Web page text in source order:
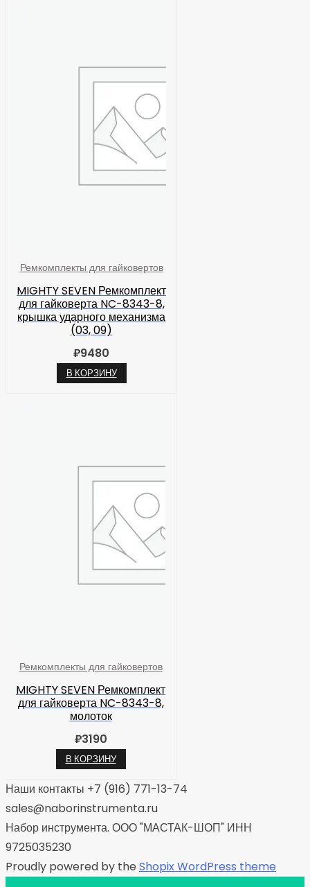
Ремкомплекты для гайковертов
MIGHTY SEVEN Ремкомплект
для гайковерта NC-8343-8,
крышка ударного механизма
(03, 09)
₽9480
В КОРЗИНУ
Ремкомплекты для гайковертов
MIGHTY SEVEN Ремкомплект
для гайковерта NC-8343-8,
молоток
₽3190
В КОРЗИНУ
Наши контакты +7 (916) 771-13-74
sales@naborinstrumenta.ru
Набор инструмента. ООО "МАСТАК-ШОП" ИНН
9725035230
Proudly powered by the Shopix WordPress theme